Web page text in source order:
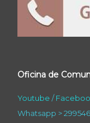
Oficina de
Youtube /
Whatsapp >